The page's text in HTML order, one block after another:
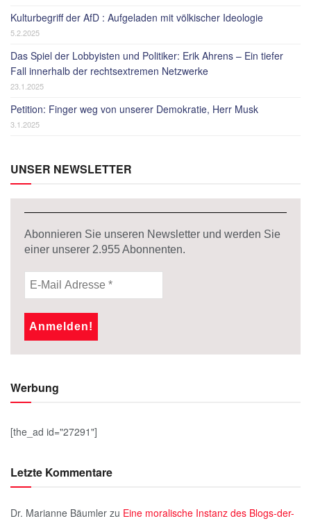
Kulturbegriff der AfD : Aufgeladen mit völkischer Ideologie
5.2.2025
Das Spiel der Lobbyisten und Politiker: Erik Ahrens – Ein tiefer
Fall innerhalb der rechtsextremen Netzwerke
23.1.2025
Petition: Finger weg von unserer Demokratie, Herr Musk
3.1.2025
UNSER NEWSLETTER
Abonnieren Sie unseren Newsletter und werden Sie
einer unserer 2.955Abonnenten.
Werbung
[the_ad id="27291"]
Letzte Kommentare
Dr. Marianne Bäumler zu Eine moralische Instanz des Blogs-der-